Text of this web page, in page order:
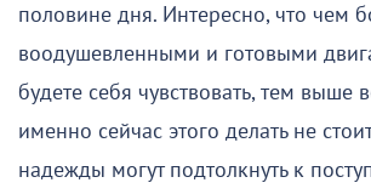
половине дня. Интересно, что чем
воодушевленными и готовыми
будете себя чувствовать, тем выше
именно сейчас этого делать не
надежды могут подтолкнуть к